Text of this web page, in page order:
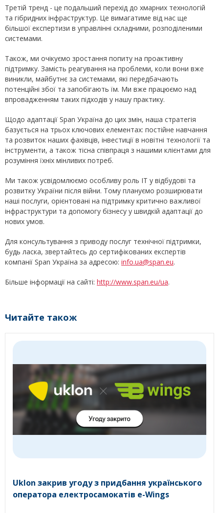
Третій тренд - це подальший перехід до хмарних технологій
та гібридних інфраструктур. Це вимагатиме від нас ще
більшої експертизи в управлінні складними, розподіленими
системами.
Також, ми очікуємо зростання попиту на проактивну
підтримку. Замість реагування на проблеми, коли вони вже
виникли, майбутнє за системами, які передбачають
потенційні збої та запобігають їм. Ми вже працюємо над
впровадженням таких підходів у нашу практику.
Щодо адаптації Span Україна до цих змін, наша стратегія
базується на трьох ключових елементах: постійне навчання
та розвиток наших фахівців, інвестиції в новітні технології та
інструменти, а також тісна співпраця з нашими клієнтами для
розуміння їхніх мінливих потреб.
Ми також усвідомлюємо особливу роль ІТ у відбудові та
розвитку України після війни. Тому плануємо розширювати
наші послуги, орієнтовані на підтримку критично важливої
інфраструктури та допомогу бізнесу у швидкій адаптації до
нових умов.
Для консультування з приводу послуг технічної підтримки,
будь ласка, звертайтесь до сертифікованих експертів
компанії Span Україна за адресою: info.ua@span.eu.
Більше інформації на сайті: http://www.span.eu/ua.
Читайте також
Uklon закрив угоду з придбання українського
оператора електросамокатів e-Wings